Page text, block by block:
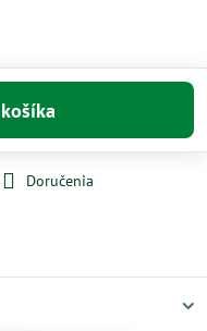
košíka
Doručenia